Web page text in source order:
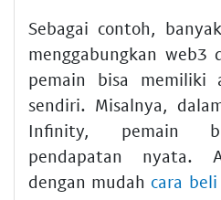
Sebagai contoh,
menggabungkan web3
pemain bisa memiliki
sendiri. Misalnya,
Infinity, pemain
pendapatan nyata.
dengan mudah cara